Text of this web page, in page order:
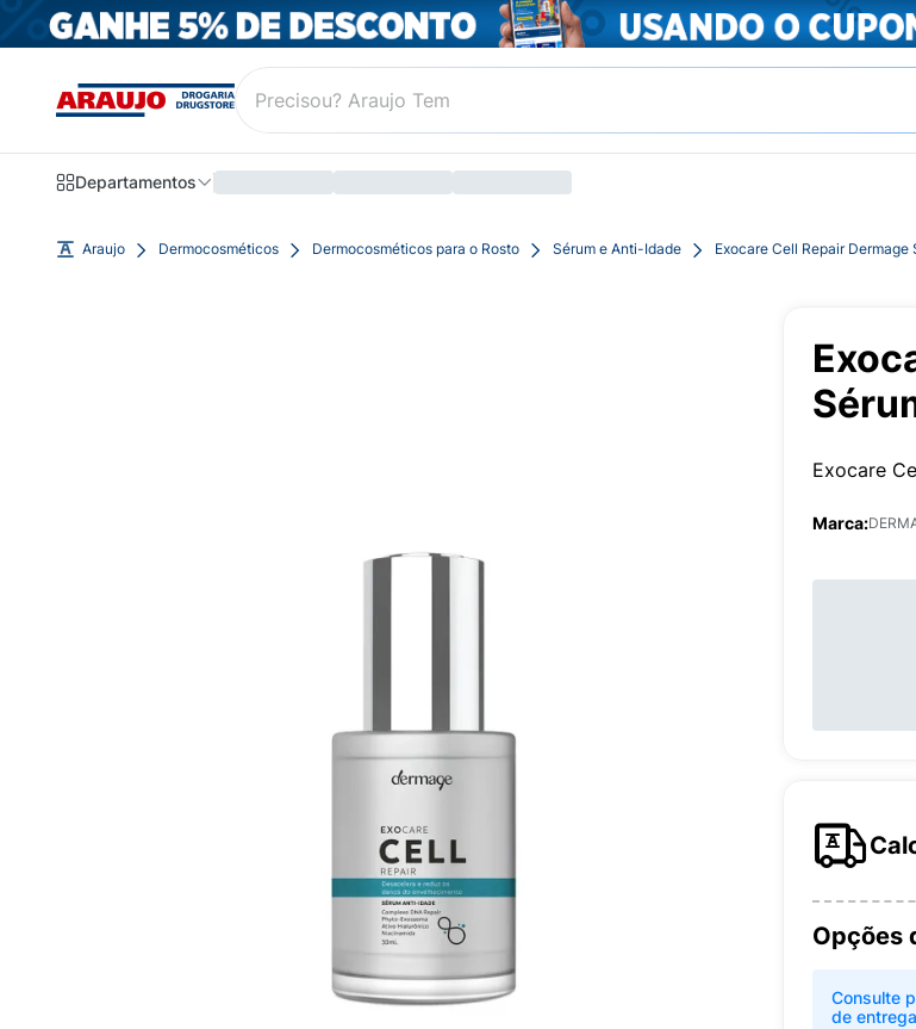
Departamentos
Araujo Dermocosméticos Dermocosméticos para o Rosto Sérum e Anti-Idade Exocare Cell Repair
Exocare
Marca:
Opções
Consulte
de